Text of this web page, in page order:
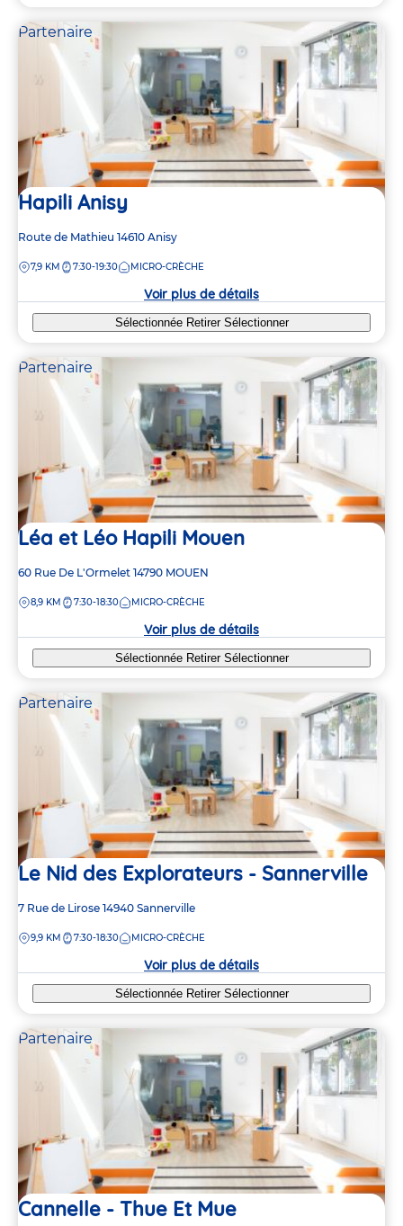
Partenaire
Hapili Anisy
Adresse
la
Route de Mathieu 14610 Anisy
DISTANCE
7,9 KM 7:30-19:30 MICRO-CRÈCHE
Voir plus de détails
Sélectionnée Retirer Sélectionner
Partenaire
Léa et Léo Hapili Mouen
Adresse
la
60 Rue De L'Ormelet 14790 MOUEN
DISTANCE
8,9 KM 7:30-18:30 MICRO-CRÈCHE
Voir plus de détails
Sélectionnée Retirer Sélectionner
Partenaire
Le Nid des Explorateurs - Sannerville
Adresse
la
7 Rue de Lirose 14940 Sannerville
DISTANCE
9,9 KM 7:30-18:30 MICRO-CRÈCHE
Voir plus de détails
Sélectionnée Retirer Sélectionner
Partenaire
Cannelle - Thue Et Mue